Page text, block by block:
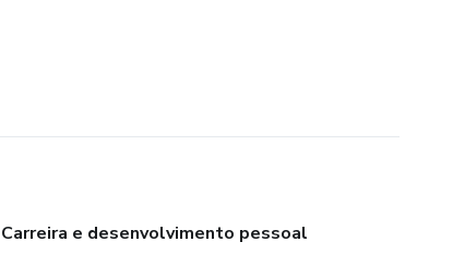
Carreira e desenvolvimento pessoal